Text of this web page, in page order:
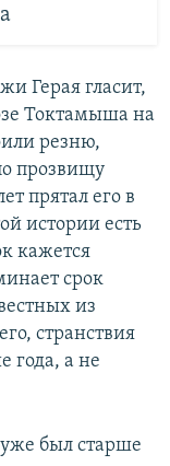
Герая гласит,
Токтамыша на
резню,
прозвищу
прятал его в
истории есть
кажется
срок
из
странствия
года, а не
был старше